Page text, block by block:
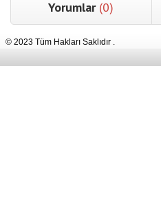
Yorumlar (0)
© 2023 Tüm Hakları Saklıdır .